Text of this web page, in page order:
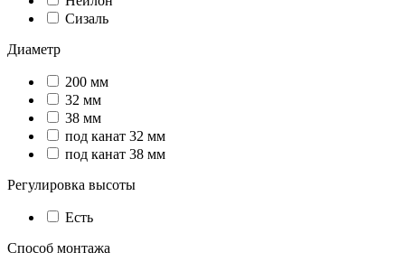
Сизаль
Диаметр
200 мм
32 мм
38 мм
под канат 32 мм
под канат 38 мм
Регулировка высоты
Есть
Способ монтажа